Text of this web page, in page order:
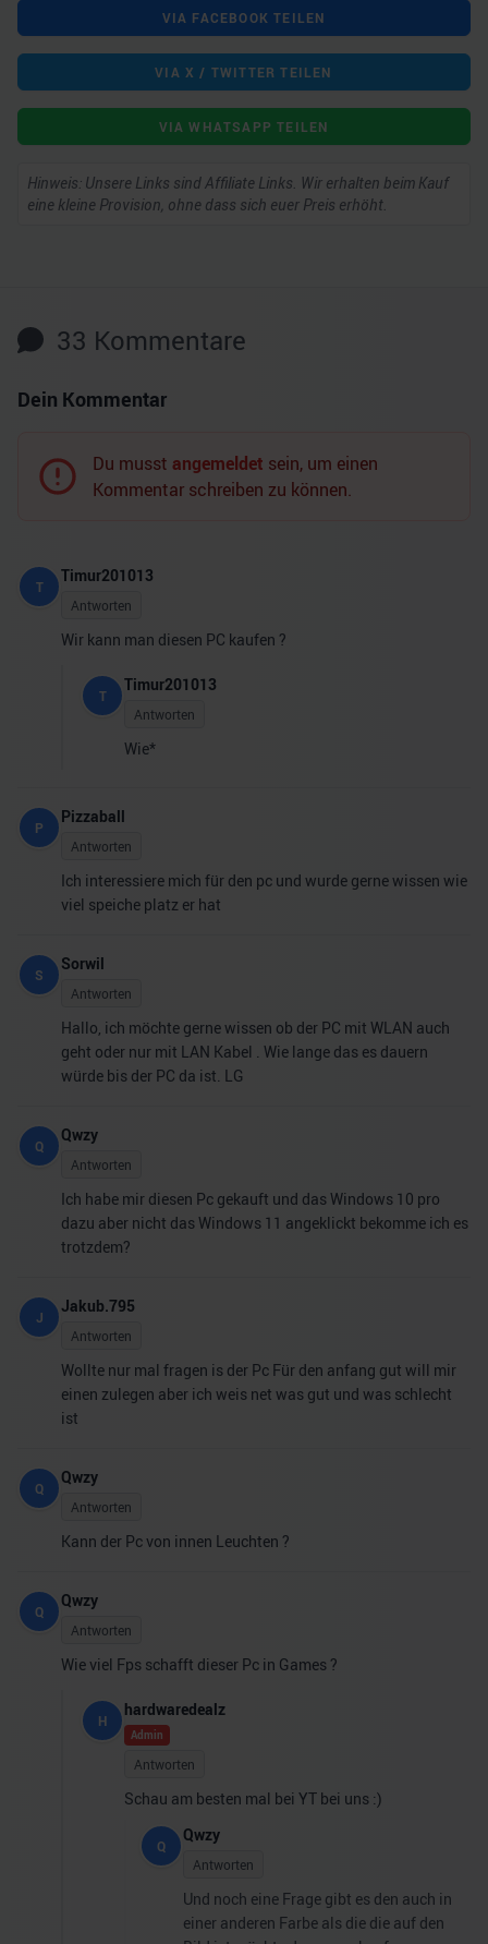
VIA FACEBOOK TEILEN
VIA X / TWITTER TEILEN
VIA WHATSAPP TEILEN
Hinweis: Unsere Links sind Affiliate Links. Wir erhalten beim Kauf
eine kleine Provision, ohne dass sich euer Preis erhöht.
33 Kommentare
Dein Kommentar
Du musst angemeldet sein, um einen
Kommentar schreiben zu können.
T
Timur201013
Antworten
Wir kann man diesen PC kaufen ?
T
Timur201013
Antworten
Wie*
P
Pizzaball
Antworten
Ich interessiere mich für den pc und wurde gerne wissen wie
viel speiche platz er hat
S
Sorwil
Antworten
Hallo, ich möchte gerne wissen ob der PC mit WLAN auch
geht oder nur mit LAN Kabel . Wie lange das es dauern
würde bis der PC da ist. LG
Q
Qwzy
Antworten
Ich habe mir diesen Pc gekauft und das Windows 10 pro
dazu aber nicht das Windows 11 angeklickt bekomme ich es
trotzdem?
J
Jakub.795
Antworten
Wollte nur mal fragen is der Pc Für den anfang gut will mir
einen zulegen aber ich weis net was gut und was schlecht
ist
Q
Qwzy
Antworten
Kann der Pc von innen Leuchten ?
Q
Qwzy
Antworten
Wie viel Fps schafft dieser Pc in Games ?
H
hardwaredealz
Admin
Antworten
Schau am besten mal bei YT bei uns :)
Q
Qwzy
Antworten
Und noch eine Frage gibt es den auch in
einer anderen Farbe als die die auf den